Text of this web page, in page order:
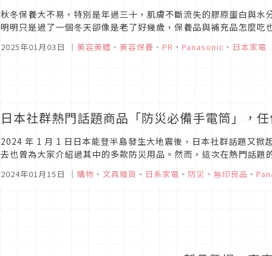
秋冬保養大不易，特別是年過三十，肌膚不斷流失的膠原蛋白與水
明明只是過了一個冬天卻像是老了好幾歲，保養品與補充品怎麼
2025年01月03日 ｜ 美容美體 、 美容保養 、 PR 、 Panasonic 、 日本家電
日本社群熱門話題商品「防災必備手電筒」，
2024 年 1 月 1 日日本能登半島發生大地震後，日本社群話題又
去也曾為大家介紹過其中的多款防災用品。然而，這次在熱門話
注意，許多人也表示非常想購入，快來看看有何吸引人之處吧！
2024年01月15日 ｜ 購物 、 文具雜貨 、 日系家電 、 防災 、 無印良品 、